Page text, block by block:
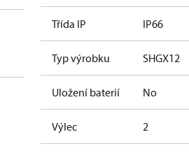
Třída IP IP66
Typ výrobku SHGX12
Uložení baterií No
Výlec 2